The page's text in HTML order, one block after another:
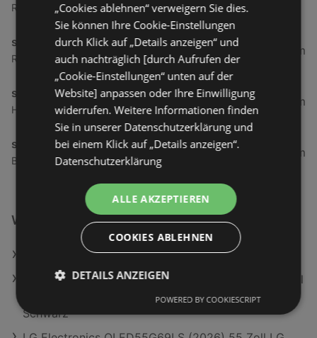
Radetzkystraße 20, 6890 Lustenau
simpli.at
Radetzkystraße 20, 6890 Lustenau
6,34 km
simpli.at
Hofsteigstraße 30, 6971 Hard
7,75 km
simpli.at
Bundesstraße 115, 6923 Lauterach
9,94 km
Weiterführende Links
Segafredo Intermezzo Kaffeebohnen, 1 kg
Philips NA462/70 4000 Series Airfryer Stacked Dual
Basket Doppel Heißluftfritteuse 5+5 l, 2750 Watt,
Schwarz
„Cookies ablehnen“ verweigern Sie dies.
Sie können Ihre Cookie-Einstellungen
durch Klick auf „Details anzeigen“ und
auch nachträglich [durch Aufrufen der
„Cookie-Einstellungen“ unten auf der
Website] anpassen oder Ihre Einwilligung
widerrufen. Weitere Informationen finden
Sie in unserer Datenschutzerklärung und
bei einem Klick auf „Details anzeigen“.
Datenschutzerklärung
ALLE AKZEPTIEREN
COOKIES ABLEHNEN
DETAILS ANZEIGEN
POWERED BY COOKIESCRIPT